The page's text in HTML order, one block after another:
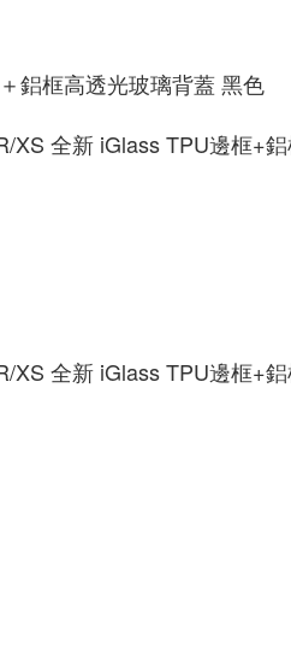
鋁框高透光玻璃背蓋 黑色